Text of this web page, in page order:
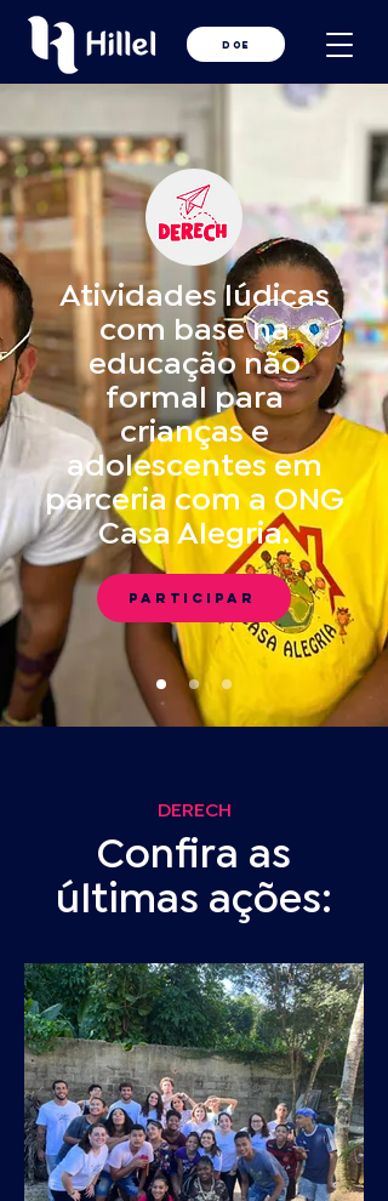
DOE
Atividades lúdicas
com base na
educação não
formal para
crianças e
adolescentes em
parceria com a ONG
Casa Alegria.
PARTICIPAR
DERECH
Confira as
últimas ações: